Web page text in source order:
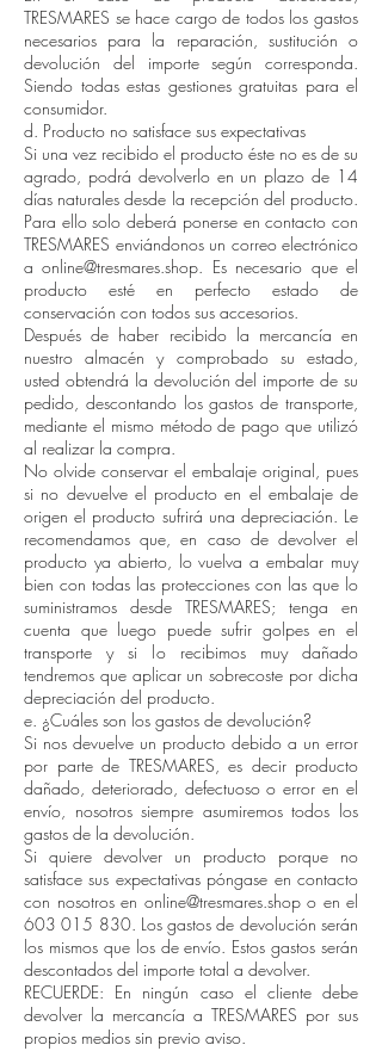
TRESMARES se hace cargo de todos los gastos
necesarios para la reparación, sustitución o
devolución del importe según corresponda.
Siendo todas estas gestiones gratuitas para el
consumidor.
d. Producto no satisface sus expectativas
Si una vez recibido el producto éste no es de su
agrado, podrá devolverlo en un plazo de 14
días naturales desde la recepción del producto.
Para ello solo deberá ponerse en contacto con
TRESMARES enviándonos un correo electrónico
a online@tresmares.shop. Es necesario que el
producto esté en perfecto estado de
conservación con todos sus accesorios.
Después de haber recibido la mercancía en
nuestro almacén y comprobado su estado,
usted obtendrá la devolución del importe de su
pedido, descontando los gastos de transporte,
mediante el mismo método de pago que utilizó
al realizar la compra.
No olvide conservar el embalaje original, pues
si no devuelve el producto en el embalaje de
origen el producto sufrirá una depreciación. Le
recomendamos que, en caso de devolver el
producto ya abierto, lo vuelva a embalar muy
bien con todas las protecciones con las que lo
suministramos desde TRESMARES; tenga en
cuenta que luego puede sufrir golpes en el
transporte y si lo recibimos muy dañado
tendremos que aplicar un sobrecoste por dicha
depreciación del producto.
e. ¿Cuáles son los gastos de devolución?
Si nos devuelve un producto debido a un error
por parte de TRESMARES, es decir producto
dañado, deteriorado, defectuoso o error en el
envío, nosotros siempre asumiremos todos los
gastos de la devolución.
Si quiere devolver un producto porque no
satisface sus expectativas póngase en contacto
con nosotros en online@tresmares.shop o en el
603 015 830. Los gastos de devolución serán
los mismos que los de envío. Estos gastos serán
descontados del importe total a devolver.
RECUERDE: En ningún caso el cliente debe
devolver la mercancía a TRESMARES por sus
propios medios sin previo aviso.